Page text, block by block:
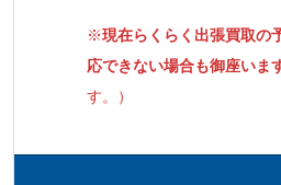
※現在らくらく出張買取の
応できない場合も御座いま
す。）